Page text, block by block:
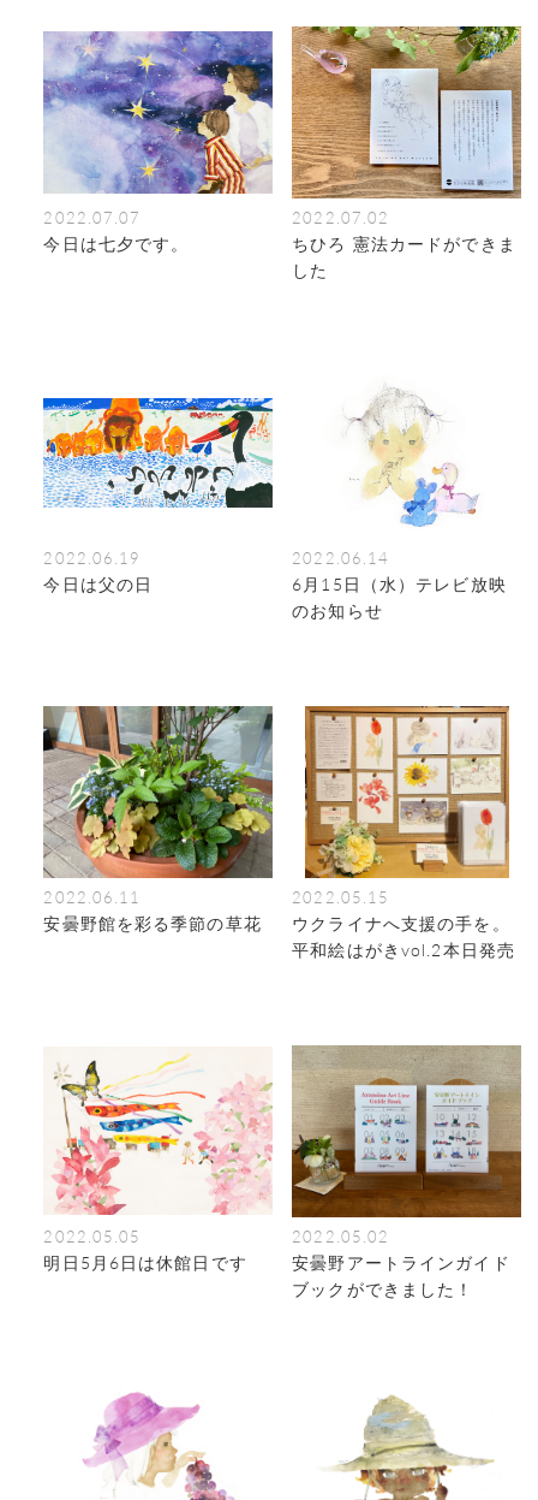
2022.07.07
今日は七夕です。
2022.07.02
ちひろ 憲法カードができま
した
2022.06.19
今日は父の日
2022.06.14
6月15日（水）テレビ放映
のお知らせ
2022.06.11
安曇野館を彩る季節の草花
2022.05.15
ウクライナへ支援の手を。
平和絵はがきvol.2本日発売
2022.05.05
明日5月6日は休館日です
2022.05.02
安曇野アートラインガイド
ブックができました！